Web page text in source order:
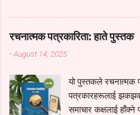
कक्षामा पढदैथें ।
रचनात्मक पत्रकारिता: हाते पुस्तक
-August 14, 2025
यो पुस्तकले रचनात्मक
पत्रकारहरूलाई
समाचार कक्षलाई हाँक्ने